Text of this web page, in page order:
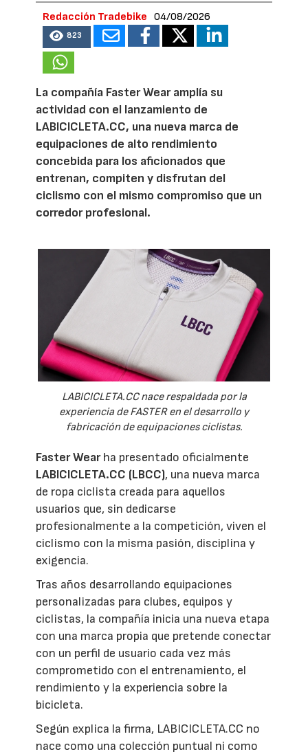
Redacción Tradebike 04/08/2026
823
La compañía Faster Wear amplía su
actividad con el lanzamiento de
LABICICLETA.CC, una nueva marca de
equipaciones de alto rendimiento
concebida para los aficionados que
entrenan, compiten y disfrutan del
ciclismo con el mismo compromiso que un
corredor profesional.
LABICICLETA.CC nace respaldada por la
experiencia de FASTER en el desarrollo y
fabricación de equipaciones ciclistas.
Faster Wearha presentado oficialmente
LABICICLETA.CC (LBCC), una nueva marca
de ropa ciclista creada para aquellos
usuarios que, sin dedicarse
profesionalmente a la competición, viven el
ciclismo con la misma pasión, disciplina y
exigencia.
Tras años desarrollando equipaciones
personalizadas para clubes, equipos y
ciclistas, la compañía inicia una nueva etapa
con una marca propia que pretende conectar
con un perfil de usuario cada vez más
comprometido con el entrenamiento, el
rendimiento y la experiencia sobre la
bicicleta.
Según explica la firma, LABICICLETA.CC no
nace como una colección puntual ni como